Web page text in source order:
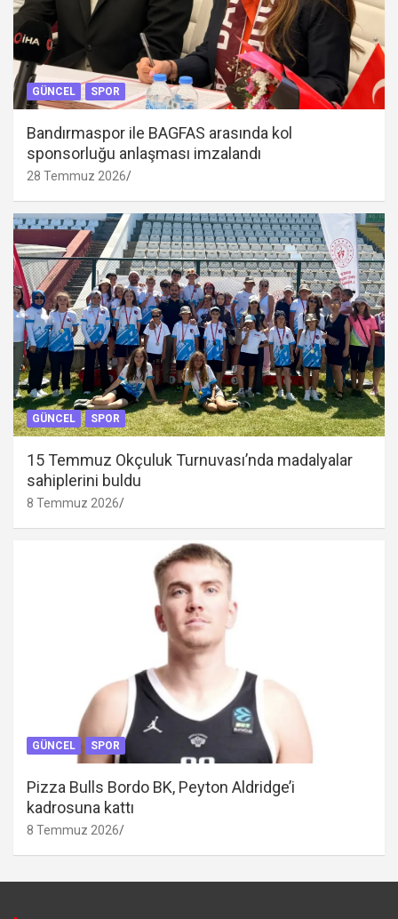
GÜNCEL SPOR
Bandırmaspor ile BAGFAS arasında kol
sponsorluğu anlaşması imzalandı
28 Temmuz 2026
GÜNCEL SPOR
15 Temmuz Okçuluk Turnuvası’nda madalyalar
sahiplerini buldu
8 Temmuz 2026
GÜNCEL SPOR
Pizza Bulls Bordo BK, Peyton Aldridge’i
kadrosuna kattı
8 Temmuz 2026